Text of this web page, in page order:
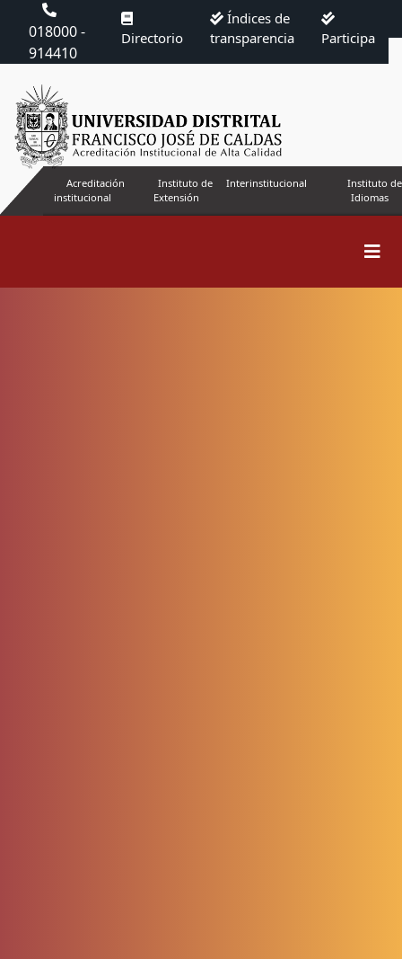
018000 -
914410
Directorio
Índices de
transparencia
Participa
Acreditación
institucional
Instituto de
Extensión
Interinstitucional
Instituto de
Idiomas